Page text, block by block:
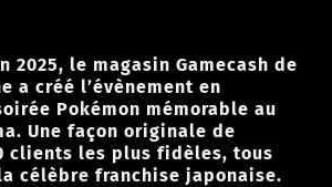
2025, le magasin Gamecash de
a créé l’évènement en
Pokémon mémorable au
Une façon originale de
clients les plus fidèles, tous
célèbre franchise japonaise.